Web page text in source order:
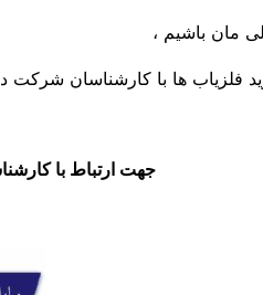
مان باشیم ،
فلزیاب ها با کارشناسان شرکت
جهت ارتباط با